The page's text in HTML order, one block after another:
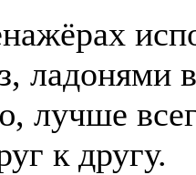
ладонями
лучше
к другу.